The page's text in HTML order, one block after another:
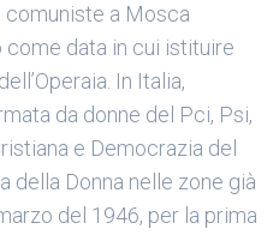
comuniste a Mosca
come data in cui istituire
. In Italia,
da donne del Pci, Psi,
e Democrazia del
della Donna nelle zone già
del 1946, per la prima